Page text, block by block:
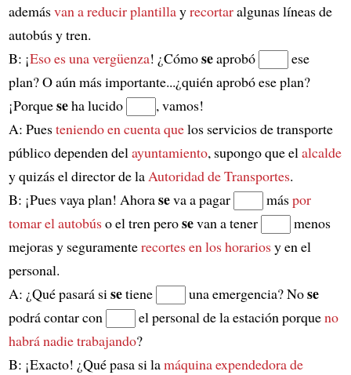
ademásvan a reducir plantillayrecortaralgunas líneas de
autobús y tren.
B: ¡Eso es una vergüenza! ¿Cómoseaprobó
ese
plan? O aún más importante...¿quién aprobó ese plan?
¡Porqueseha lucido
, vamos!
A: Puesteniendo en cuenta quelos servicios de transporte
público dependen del ayuntamiento, supongo que el alcalde
y quizás el director de la Autoridad de Transportes.
B: ¡Pues vaya plan! Ahoraseva a pagar máspor
tomar el autobúso el tren perosevan a tener
menos
mejoras y seguramenterecortes en los horariosy en el
personal.
A: ¿Qué pasará si setiene una emergencia? Nose
podrá contar con el personal de la estación porqueno
habrá nadie trabajando?
B: ¡Exacto! ¿Qué pasa si lamáquina expendedora de